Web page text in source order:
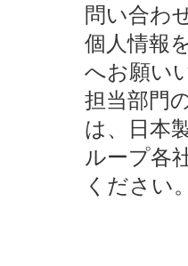
問い合わ
個人情報
へお願い
担当部門
は、日本
ループ各
ください。